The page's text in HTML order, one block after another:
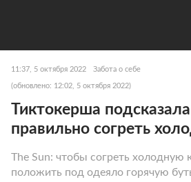
11:37, 5 октября 2022 Забота о себе
(обновлено: 12:02, 5 октября 2022)
Тиктокерша
правильно согреть
The Sun: чтобы согреть холодную
положить под одеяло горячую